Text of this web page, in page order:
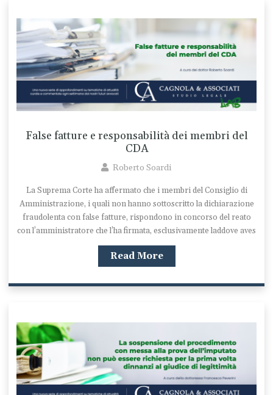
False fatture e responsabilità dei membri del
CDA
Roberto Soardi
La Suprema Corte ha affermato che i membri del Consiglio di
Amministrazione, i quali non hanno sottoscritto la dichiarazione
fraudolenta con false fatture, rispondono in concorso del reato
con l’amministratore che l’ha firmata, esclusivamente laddove aves
Read More